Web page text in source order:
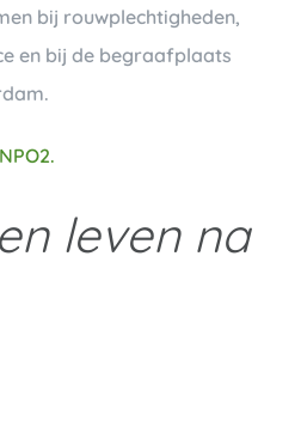
bij rouwplechtigheden,
en bij de begraafplaats
leven na